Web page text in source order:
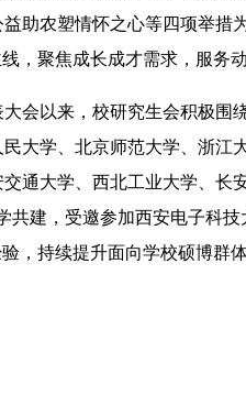
助农塑情怀之心等四项举措
，聚焦成长成才需求，服务
会以来，校研究生会积极围
大学、北京师范大学、浙江
通大学、西北工业大学、长
共建，受邀参加西安电子科
，持续提升面向学校硕博群